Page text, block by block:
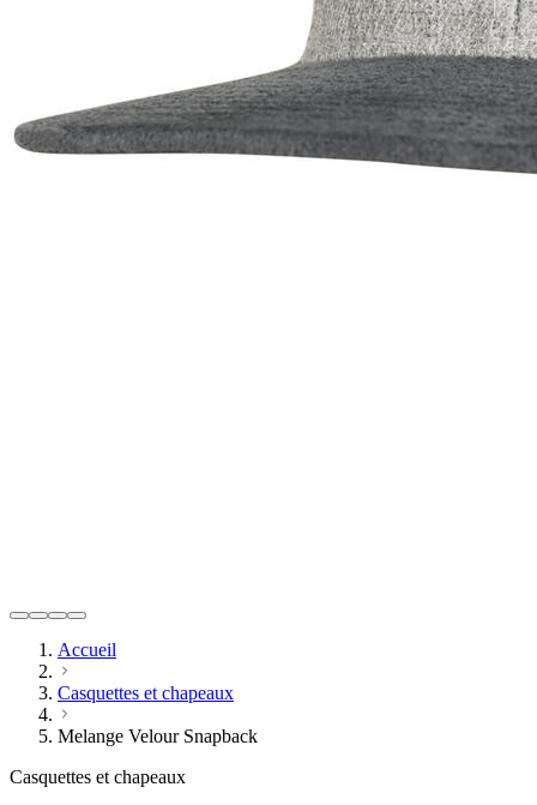
Accueil
Casquettes et chapeaux
Melange Velour Snapback
Casquettes et chapeaux